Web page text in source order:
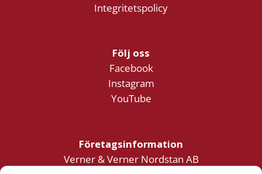
Integritetspolicy
Följ oss
Facebook
Instagram
YouTube
Företagsinformation
Verner & Verner Nordstan AB